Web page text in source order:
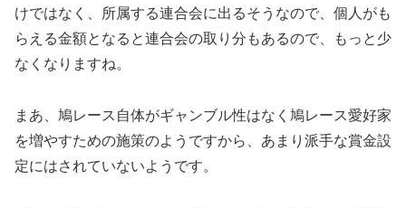
けではなく、所属する連合会に出るそうなので、個人がも
らえる金額となると連合会の取り分もあるので、もっと少
なくなりますね。
まあ、鳩レース自体がギャンブル性はなく鳩レース愛好家
を増やすための施策のようですから、あまり派手な賞金設
定にはされていないようです。